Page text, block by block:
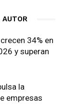
AUTOR
34% en
y superan
la
empresas